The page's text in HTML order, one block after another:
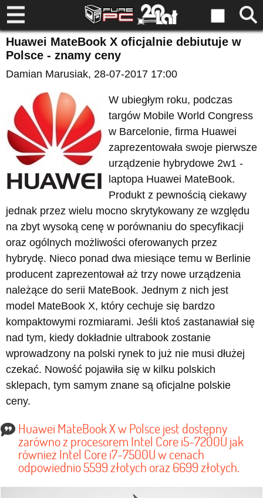
Huawei MateBook X oficjalnie debiutuje w
Polsce - znamy ceny
Damian Marusiak, 28-07-2017 17:00
W ubiegłym roku, podczas
targów Mobile World Congress
w Barcelonie, firma Huawei
zaprezentowała swoje pierwsze
urządzenie hybrydowe 2w1 -
laptopa Huawei MateBook.
Produkt z pewnością ciekawy
jednak przez wielu mocno skrytykowany ze względu
na zbyt wysoką cenę w porównaniu do specyfikacji
oraz ogólnych możliwości oferowanych przez
hybrydę. Nieco ponad dwa miesiące temu w Berlinie
producent zaprezentował aż trzy nowe urządzenia
należące do serii MateBook. Jednym z nich jest
model MateBook X, który cechuje się bardzo
kompaktowymi rozmiarami. Jeśli ktoś zastanawiał się
nad tym, kiedy dokładnie ultrabook zostanie
wprowadzony na polski rynek to już nie musi dłużej
czekać. Nowość pojawiła się w kilku polskich
sklepach, tym samym znane są oficjalne polskie
ceny.
Huawei MateBook X w Polsce jest dostępny
zarówno z procesorem Intel Core i5-7200U jak
również Intel Core i7-7500U w cenach
odpowiednio 5599 złotych oraz 6699 złotych.